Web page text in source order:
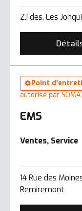
Z.I des, Les
Point
autorisé par
EMS
Ventes, Service
14 Rue des
Remiremont